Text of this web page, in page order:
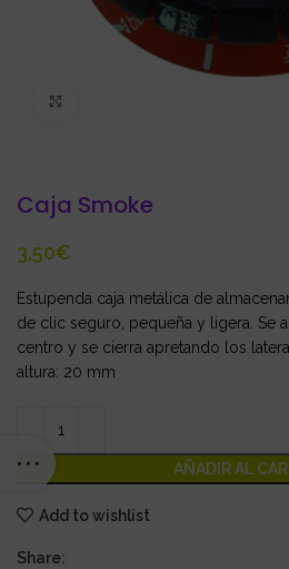
Caja Smoke
€
Estupenda caja metálica de
de clic seguro, pequeña y ligera. Se
centro y se cierra apretando los
altura: 20 mm
AÑADIR AL
Add to wishlist
Share: